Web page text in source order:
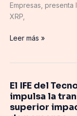
Empresas, presenta
XRP,
Leer más »
El IFE del
impulsa la
superior
El
IFE
del